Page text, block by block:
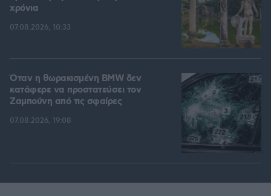
χρόνια
07.08.2026, 10:33
Όταν η θωρακισμένη BMW δεν
κατάφερε να προστατεύσει τον
Ζαμπούνη από τις σφαίρες
07.08.2026, 19:08